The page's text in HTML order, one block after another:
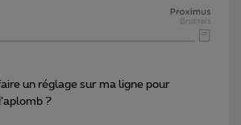
un réglage sur ma ligne pour
?